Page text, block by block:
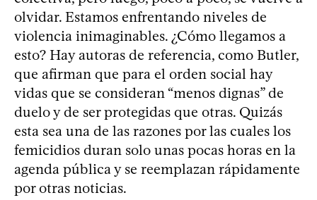
olvidar. Estamos enfrentando niveles de
violencia inimaginables. ¿Cómo llegamos a
esto? Hay autoras de referencia, como Butler,
que afirman que para el orden social hay
vidas que se consideran “menos dignas” de
duelo y de ser protegidas que otras. Quizás
esta sea una de las razones por las cuales los
femicidios duran solo unas pocas horas en la
agenda pública y se reemplazan rápidamente
por otras noticias.